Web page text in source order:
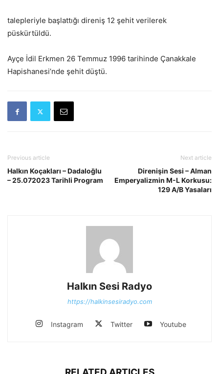
talepleriyle başlattığı direniş 12 şehit verilerek
püskürtüldü.
Ayçe İdil Erkmen 26 Temmuz 1996 tarihinde Çanakkale
Hapishanesi’nde şehit düştü.
Previous article
Halkın Koçakları – Dadaloğlu
– 25.072023 Tarihli Program
Next article
Direnişin Sesi – Alman
Emperyalizmin M-L Korkusu:
129 A/B Yasaları
Halkın Sesi Radyo
https://halkinsesiradyo.com
Instagram Twitter Youtube